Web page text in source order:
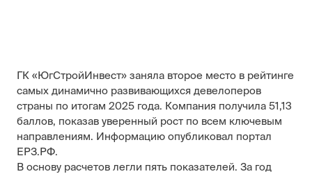
ГК «ЮгСтройИнвест» заняла второе место в рейтинге
самых динамично развивающихся девелоперов
страны по итогам 2025 года. Компания получила 51,13
баллов, показав уверенный рост по всем ключевым
направлениям. Информацию опубликовал портал
ЕРЗ.РФ.
В основу расчетов легли пять показателей. За год